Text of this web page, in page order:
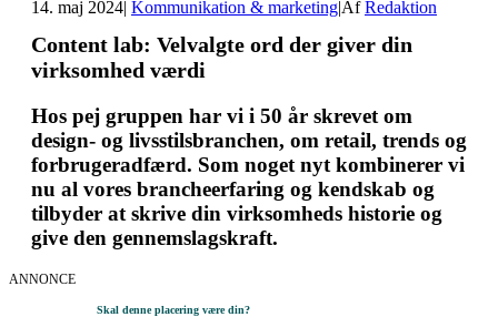
14. maj 2024| Kommunikation & marketing|AfRedaktion
Content lab: Velvalgte ord der giver din
virksomhed værdi
Hos pej gruppen har vi i 50 år skrevet om
design- og livsstilsbranchen, om retail, trends og
forbrugeradfærd. Som noget nyt kombinerer vi
nu al vores brancheerfaring og kendskab og
tilbyder at skrive din virksomheds historie og
give den gennemslagskraft.
ANNONCE
Skal denne placering være din?